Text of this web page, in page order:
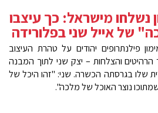
נשלחו מישראל: כך עיצבו
של אייל שני בפלורידה
פילנתרופים יהודים על טהרת העיצוב
הרהיטים והצלחות – יצק שני לתוך המבנה
שלו בגרסתה הכשרה. שני: "זהו היכל של
נוצר האוכל של מלכה".